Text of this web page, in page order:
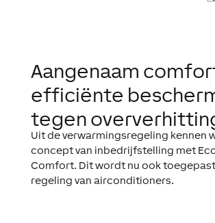
Aangenaam
efficiënte
tegen
Uit de verwarmingsregeling kennen
concept van inbedrijfstelling met
Comfort. Dit wordt nu ook
regeling van airconditioners.